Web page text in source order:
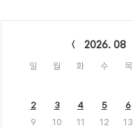
2026. 08
일 월 화 수 목
2
3 4 5 6
9
10 11 12 13